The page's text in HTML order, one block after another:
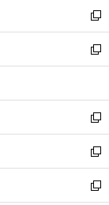
く
で
開
く
ド
ウ
で
開
ィ
ン
ド
ウ
開
く
い
ウ
ィ
ン
ウ
で
開
く
新
し
い
ウ
ン
ド
ウ
で
開
く
新
し
ウ
ィ
ン
ド
ウ
で
開
新
し
い
ウ
ィ
新
し
い
新